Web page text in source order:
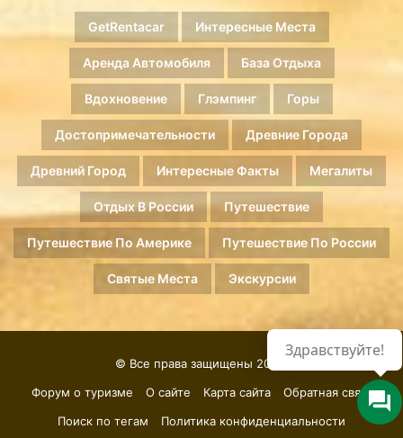
GetRentacar Интересные Места
Аренда Автомобиля База Отдыха
Вдохновение Глэмпинг Горы
Достопримечательности Древние Города
Древний Город Интересные Факты Мегалиты
Отдых В России Путешествие
Путешествие По Америке Путешествие По России
Святые Места Экскурсии
© Все права защищены 2026.
Форум о туризме
О сайте Карта сайта
Обратная связь
Поиск по тегам
Политика конфиденциальности
Здравствуйте!